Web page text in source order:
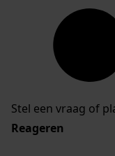
Stel een vraag of
Reageren